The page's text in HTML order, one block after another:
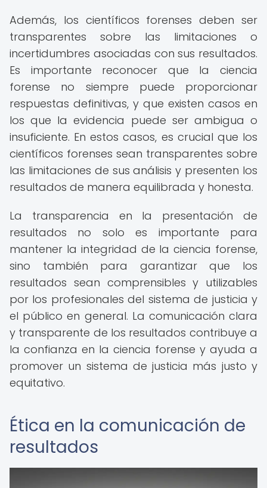
Además, los científicos forenses deben ser
transparentes sobre las limitaciones o
incertidumbres asociadas con sus resultados.
Es importante reconocer que la ciencia
forense no siempre puede proporcionar
respuestas definitivas, y que existen casos en
los que la evidencia puede ser ambigua o
insuficiente. En estos casos, es crucial que los
científicos forenses sean transparentes sobre
las limitaciones de sus análisis y presenten los
resultados de manera equilibrada y honesta.
La transparencia en la presentación de
resultados no solo es importante para
mantener la integridad de la ciencia forense,
sino también para garantizar que los
resultados sean comprensibles y utilizables
por los profesionales del sistema de justicia y
el público en general. La comunicación clara
y transparente de los resultados contribuye a
la confianza en la ciencia forense y ayuda a
promover un sistema de justicia más justo y
equitativo.
Ética en la comunicación de
resultados